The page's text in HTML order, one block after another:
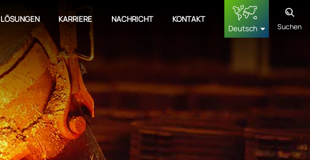
LÖSUNGEN KARRIERE NACHRICHT
KONTAKT
Deutsch
français
Deutsch
русский
Suchen